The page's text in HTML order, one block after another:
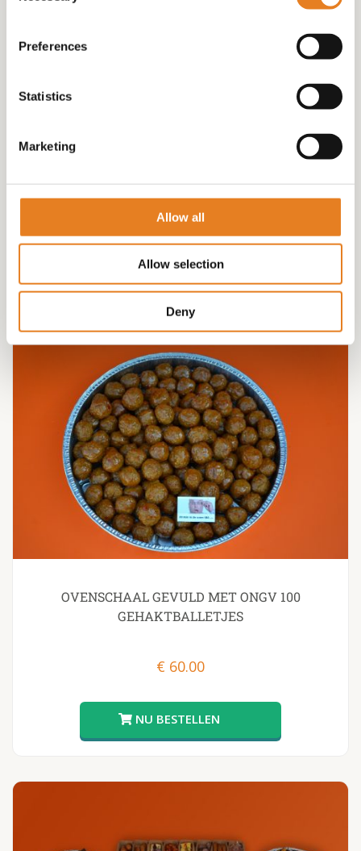
Preferences
Statistics
Marketing
Allow all
Allow selection
Deny
OVENSCHAAL GEVULD MET KIP SATE !
€ 60.00
OVENSCHAAL GEVULD MET ONGV 100
GEHAKTBALLETJES
€ 60.00